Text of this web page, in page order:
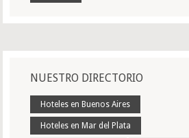
NUESTRO DIRECTORIO
Hoteles en Buenos Aires
Hoteles en Mar del Plata